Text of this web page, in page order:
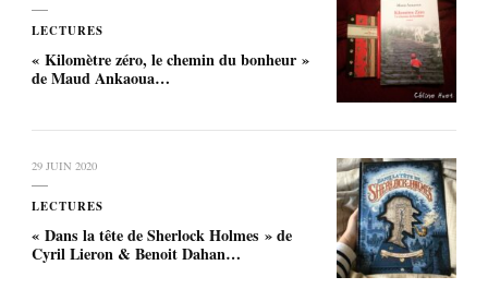
LECTURES
« Kilomètre zéro, le chemin du bonheur »
de Maud Ankaoua…
29 JUIN 2020
LECTURES
« Dans la tête de Sherlock Holmes » de
Cyril Lieron & Benoit Dahan…